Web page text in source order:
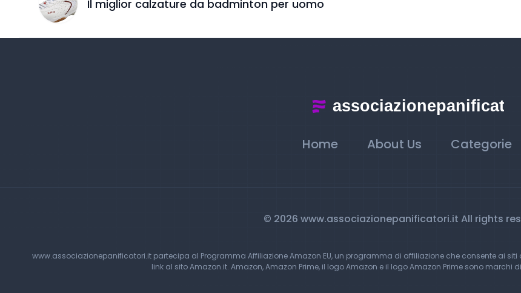
Il miglior calzature da badminton per uomo
Home About Us Categorie
© 2026 www.associazionepanificatori.it All rights
www.associazionepanificatori.it partecipa al Programma Affiliazione Amazon EU, un programma di affiliazione che consente ai
link al sito Amazon.it. Amazon, Amazon Prime, il logo Amazon e il logo Amazon Prime sono marchi